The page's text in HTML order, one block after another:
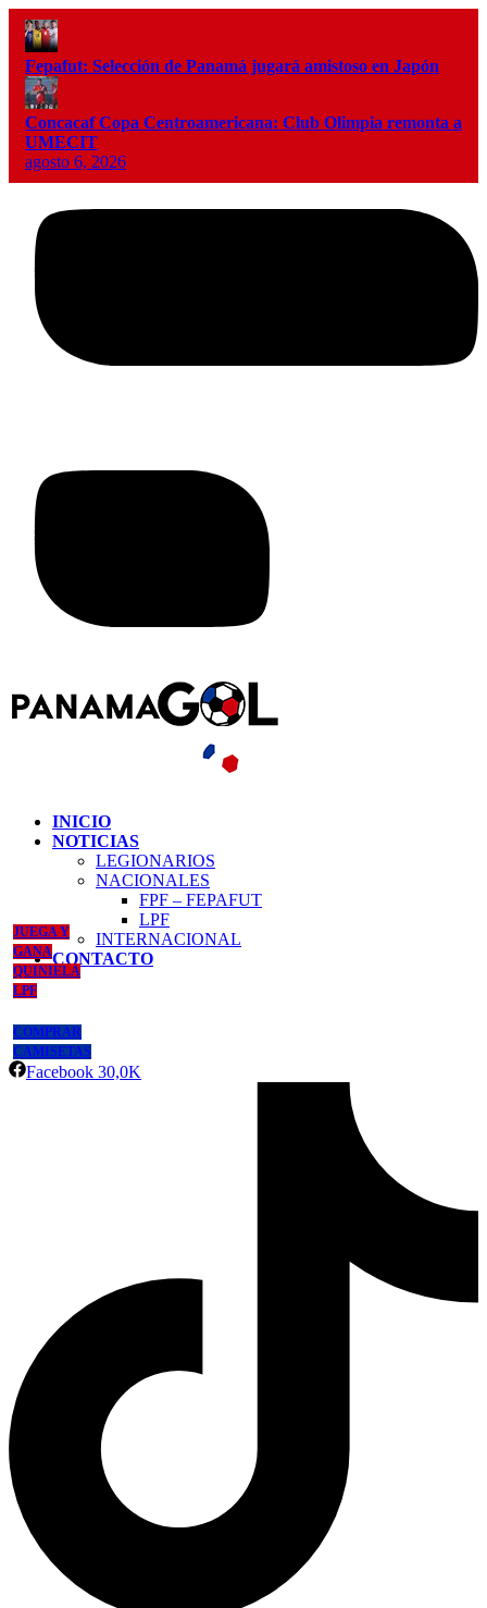
Fepafut: Selección de Panamá jugará amistoso en Japón
Concacaf Copa Centroamericana: Club Olimpia remonta a
UMECIT
agosto 6, 2026
INICIO
NOTICIAS
LEGIONARIOS
NACIONALES
FPF – FEPAFUT
LPF
INTERNACIONAL
CONTACTO
JUEGA Y
GANA
QUINIELA
LPF
COMPRAR
CAMISETAS
Facebook 30,0K